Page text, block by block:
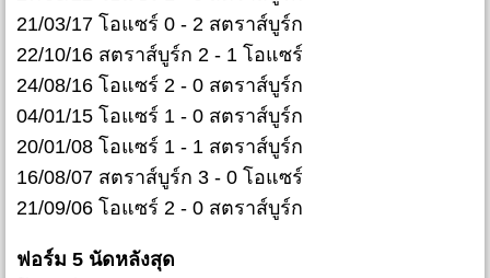
21/03/17 โอแซร์ 0 - 2 สตราส์บูร์ก
22/10/16 สตราส์บูร์ก 2 - 1 โอแซร์
24/08/16 โอแซร์ 2 - 0 สตราส์บูร์ก
04/01/15 โอแซร์ 1 - 0 สตราส์บูร์ก
20/01/08 โอแซร์ 1 - 1 สตราส์บูร์ก
16/08/07 สตราส์บูร์ก 3 - 0 โอแซร์
21/09/06 โอแซร์ 2 - 0 สตราส์บูร์ก
ฟอร์ม 5 นัดหลังสุด